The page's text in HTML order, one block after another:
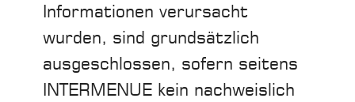
Informationen verursacht
wurden, sind grundsätzlich
ausgeschlossen, sofern seitens
INTERMENUE kein nachweislich